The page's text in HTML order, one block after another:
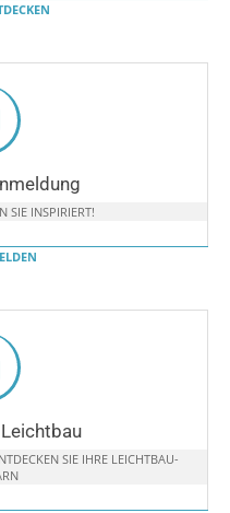
SIE INSPIRIERT!
SIE IHRE LEICHTBAU-